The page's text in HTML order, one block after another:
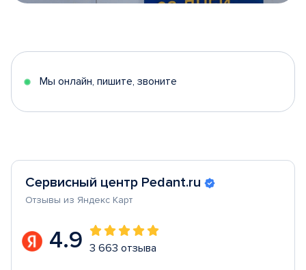
5
Мы онлайн, пишите, звоните
Сервисный центр Pedant.ru
Отзывы из Яндекс Карт
4.9 3 663 отзыва